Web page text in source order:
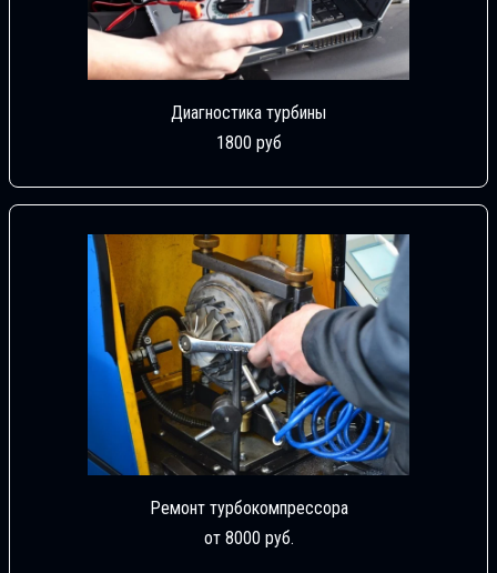
Диагностика турбины
1800 руб
Ремонт турбокомпрессора
от 8000 руб.